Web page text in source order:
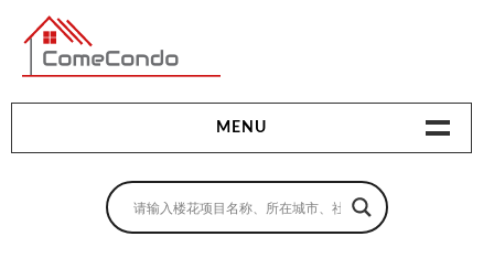
多伦多最新最全的楼花搜索引擎
MENU
地产相关